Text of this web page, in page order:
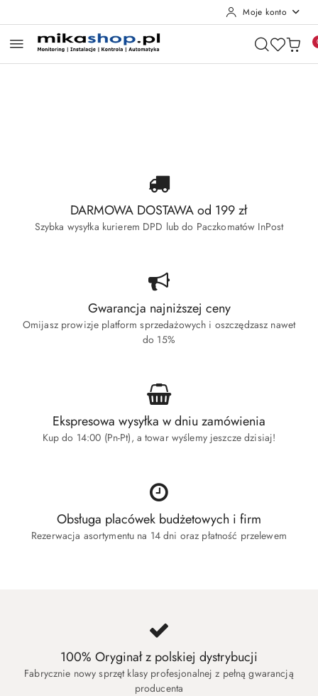
Moje konto
DARMOWA DOSTAWA od 199 zł
Szybka wysyłka kurierem DPD lub do Paczkomatów InPost
Gwarancja najniższej ceny
Omijasz prowizje platform sprzedażowych i oszczędzasz nawet
do 15%
Ekspresowa wysyłka w dniu zamówienia
Kup do 14:00 (Pn-Pt), a towar wyślemy jeszcze dzisiaj!
Obsługa placówek budżetowych i firm
Rezerwacja asortymentu na 14 dni oraz płatność przelewem
100% Oryginał z polskiej dystrybucji
Fabrycznie nowy sprzęt klasy profesjonalnej z pełną gwarancją
producenta